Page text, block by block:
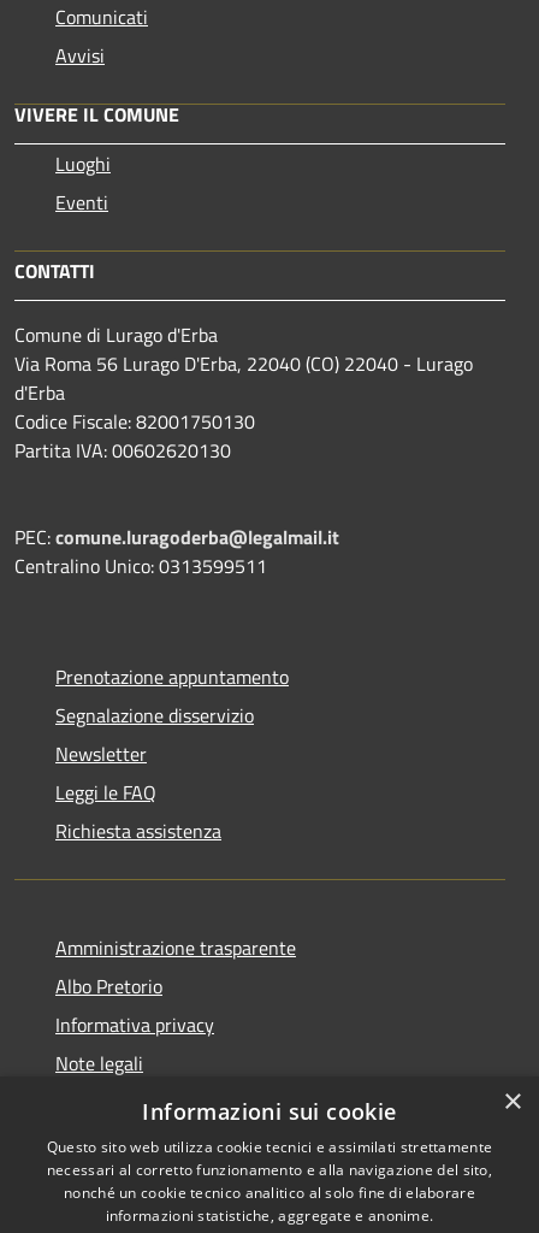
Comunicati
Avvisi
VIVERE IL COMUNE
Luoghi
Eventi
CONTATTI
Comune di Lurago d'Erba
Via Roma 56 Lurago D'Erba, 22040 (CO) 22040 - Lurago
d'Erba
Codice Fiscale: 82001750130
Partita IVA: 00602620130
PEC:comune.luragoderba@legalmail.it
Centralino Unico: 0313599511
Prenotazione appuntamento
Segnalazione disservizio
Newsletter
Leggi le FAQ
Richiesta assistenza
Amministrazione trasparente
Albo Pretorio
Informativa privacy
Note legali
Dichiarazione di accessibilità
Copyright © 2026 • Comune di
×
Informazioni sui cookie
Questo sito web utilizza cookie tecnici e assimilati strettamente
necessari al corretto funzionamento e alla navigazione del sito,
nonché un cookie tecnico analitico al solo fine di elaborare
informazioni statistiche, aggregate e anonime.